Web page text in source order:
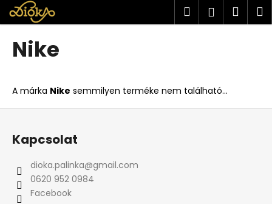
Ugrás
fő
tartalomhoz
Keresés
Nike
A márka Nike semmilyen terméke nem található...
o
i
t
k
e
r
s
?
L
Kapcsolat
dioka.palinka@gmail.com
0620 952 0984
Facebook